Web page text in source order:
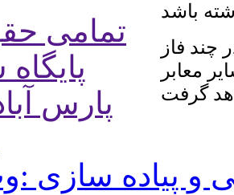
چند فاز
معابر
پارس
و پیاده سازی